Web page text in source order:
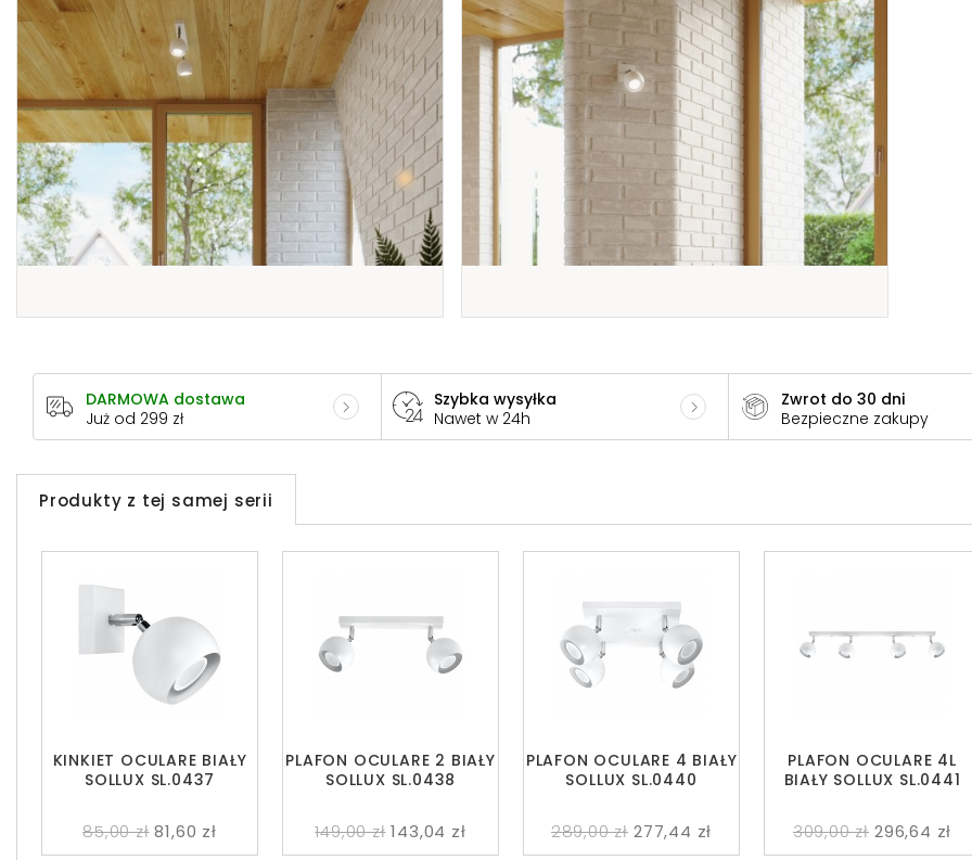
DARMOWA dostawa
Już od 299 zł
Szybka wysyłka
Nawet w 24h
Zwrot do 30 dni
Bezpieczne zakupy
Produkty z tej samej serii
KINKIET OCULARE BIAŁY
SOLLUX SL.0437
85,00 zł 81,60 zł
PLAFON OCULARE 2 BIAŁY
SOLLUX SL.0438
149,00 zł 143,04 zł
PLAFON OCULARE 4 BIAŁY
SOLLUX SL.0440
289,00 zł 277,44 zł
PLAFON OCULARE 4L
BIAŁY SOLLUX SL.0441
309,00 zł 296,64 zł